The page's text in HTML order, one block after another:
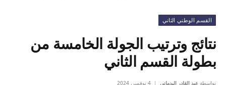
القسم الوطني الثاني
نتائج وترتيب الجولة الخامسة من
بطولة القسم الثاني
بواسطة عبد القادر اليدماني 4 نوفمبر، 2024